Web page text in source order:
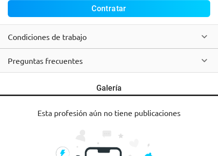
Contratar
Condiciones de trabajo
Preguntas frecuentes
Galería
Esta profesión aún no tiene publicaciones